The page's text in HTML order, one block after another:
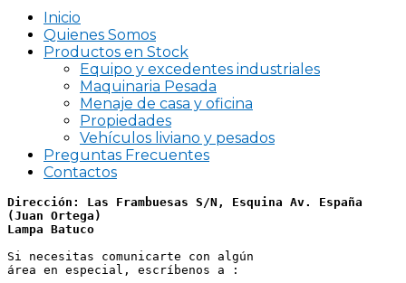
Inicio
Quienes Somos
Productos en Stock
Equipo y excedentes industriales
Maquinaria Pesada
Menaje de casa y oficina
Propiedades
Vehículos liviano y pesados
Preguntas Frecuentes
Contactos
Dirección: Las Frambuesas S/N, Esquina Av. España
(Juan Ortega)
Lampa Batuco
Si necesitas comunicarte con algún
área en especial, escríbenos a :